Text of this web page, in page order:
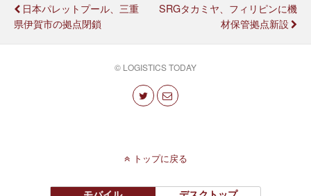
日本パレットプール、三重
県伊賀市の拠点閉鎖
SRGタカミヤ、フィリピンに機
材保管拠点新設
© LOGISTICS TODAY
トップに戻る